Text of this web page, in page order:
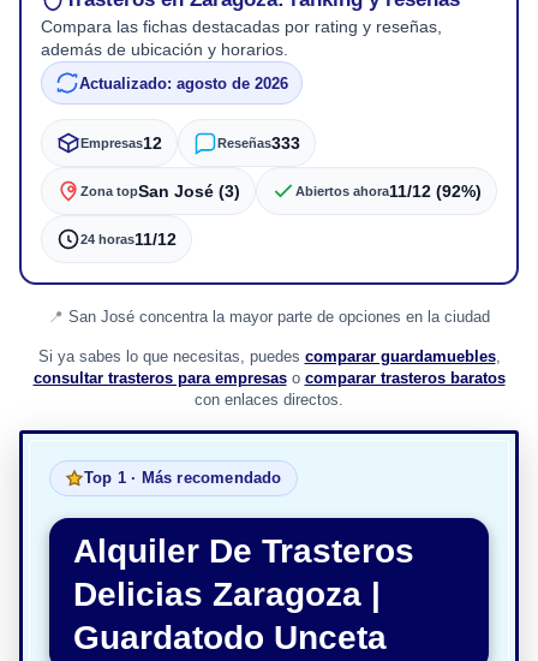
Compara las fichas destacadas por rating y reseñas,
además de ubicación y horarios.
Actualizado: agosto de 2026
Empresas12 Reseñas333
Zona topSan José (3) Abiertos ahora11/12 (92%)
24 horas11/12
San José concentra la mayor parte de opciones en la ciudad
Si ya sabes lo que necesitas, puedes comparar guardamuebles,
consultar trasteros para empresaso comparar trasteros baratos
con enlaces directos.
Top 1 · Más recomendado
Alquiler De Trasteros
Delicias Zaragoza |
Guardatodo Unceta